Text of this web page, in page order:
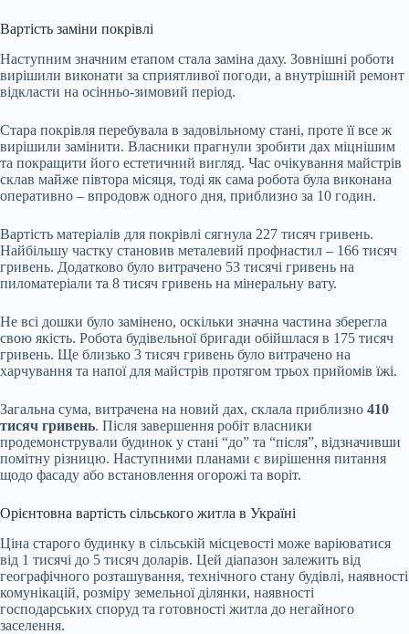
Вартість заміни покрівлі
Наступним значним етапом стала заміна даху. Зовнішні роботи
вирішили виконати за сприятливої погоди, а внутрішній ремонт
відкласти на осінньо-зимовий період.
Стара покрівля перебувала в задовільному стані, проте її все ж
вирішили замінити. Власники прагнули зробити дах міцнішим
та покращити його естетичний вигляд. Час очікування майстрів
склав майже півтора місяця, тоді як сама робота була виконана
оперативно – впродовж одного дня, приблизно за 10 годин.
Вартість матеріалів для покрівлі сягнула 227 тисяч гривень.
Найбільшу частку становив металевий профнастил – 166 тисяч
гривень. Додатково було витрачено 53 тисячі гривень на
пиломатеріали та 8 тисяч гривень на мінеральну вату.
Не всі дошки було замінено, оскільки значна частина зберегла
свою якість. Робота будівельної бригади обійшлася в 175 тисяч
гривень. Ще близько 3 тисяч гривень було витрачено на
харчування та напої для майстрів протягом трьох прийомів їжі.
Загальна сума, витрачена на новий дах, склала приблизно 410
тисяч гривень. Після завершення робіт власники
продемонстрували будинок у стані “до” та “після”, відзначивши
помітну різницю. Наступними планами є вирішення питання
щодо фасаду або встановлення огорожі та воріт.
Орієнтовна вартість сільського житла в Україні
Ціна старого будинку в сільській місцевості може варіюватися
від 1 тисячі до 5 тисяч доларів. Цей діапазон залежить від
географічного розташування, технічного стану будівлі, наявності
комунікацій, розміру земельної ділянки, наявності
господарських споруд та готовності житла до негайного
заселення.